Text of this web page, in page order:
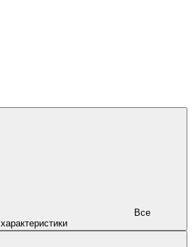
характеристики